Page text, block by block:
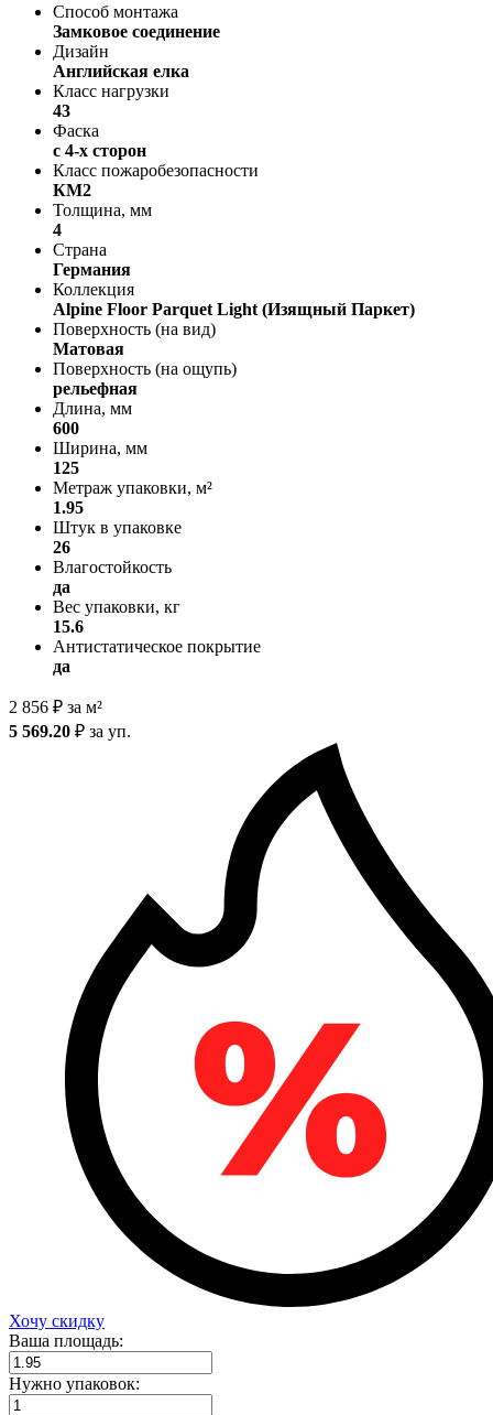
Способ монтажа
Замковое соединение
Дизайн
Английская елка
Класс нагрузки
43
Фаска
с 4-х сторон
Класс пожаробезопасности
КМ2
Толщина, мм
4
Страна
Германия
Коллекция
Alpine Floor Parquet Light (Изящный Паркет)
Поверхность (на вид)
Матовая
Поверхность (на ощупь)
рельефная
Длина, мм
600
Ширина, мм
125
Метраж упаковки, м²
1.95
Штук в упаковке
26
Влагостойкость
да
Вес упаковки, кг
15.6
Антистатическое покрытие
да
2 856 ₽ за м²
5 569.20 ₽ за уп.
Хочу скидку
Ваша площадь:
Нужно упаковок: